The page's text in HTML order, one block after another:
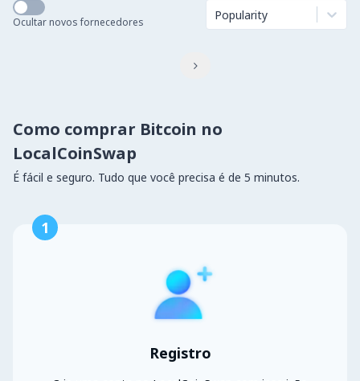
Ocultar novos fornecedores Popularity

Como comprar Bitcoin no
LocalCoinSwap
É fácil e seguro. Tudo que você precisa é de 5 minutos.
1
Registro